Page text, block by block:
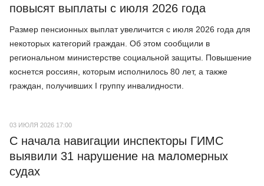
повысят выплаты с июля 2026 года
Размер пенсионных выплат увеличится с июля 2026 года для
некоторых категорий граждан. Об этом сообщили в
региональном министерстве социальной защиты. Повышение
коснется россиян, которым исполнилось 80 лет, а также
граждан, получивших I группу инвалидности.
03 ИЮЛЯ 2026 17:00
С начала навигации инспекторы ГИМС
выявили 31 нарушение на маломерных
судах